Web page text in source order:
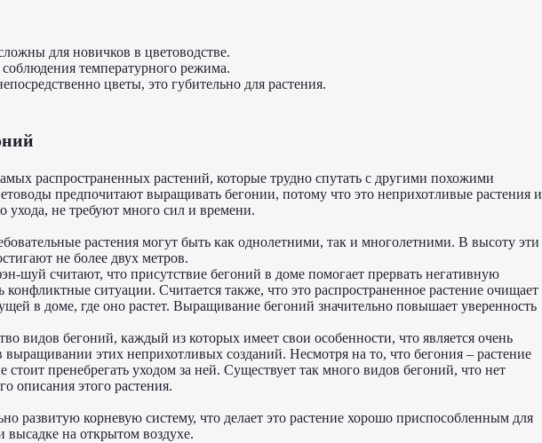
для новичков в цветоводстве.
температурного режима.
цветы, это губительно для растения.
распространенных растений, которые трудно спутать с другими похожими
предпочитают выращивать бегонии, потому что это неприхотливые растения и
ухода, не требуют много сил и времени.
растения могут быть как однолетними, так и многолетними. В высоту эти
не более двух метров.
шуй считают, что присутствие бегоний в доме помогает прервать негативную
конфликтные ситуации. Считается также, что это распространенное растение очищает
в доме, где оно растет. Выращивание бегоний значительно повышает уверенность
видов бегоний, каждый из которых имеет свои особенности, что является очень
этих неприхотливых созданий. Несмотря на то, что бегония – растение
стоит пренебрегать уходом за ней. Существует так много видов бегоний, что нет
описания этого растения.
развитую корневую систему, что делает это растение хорошо приспособленным для
на открытом воздухе.